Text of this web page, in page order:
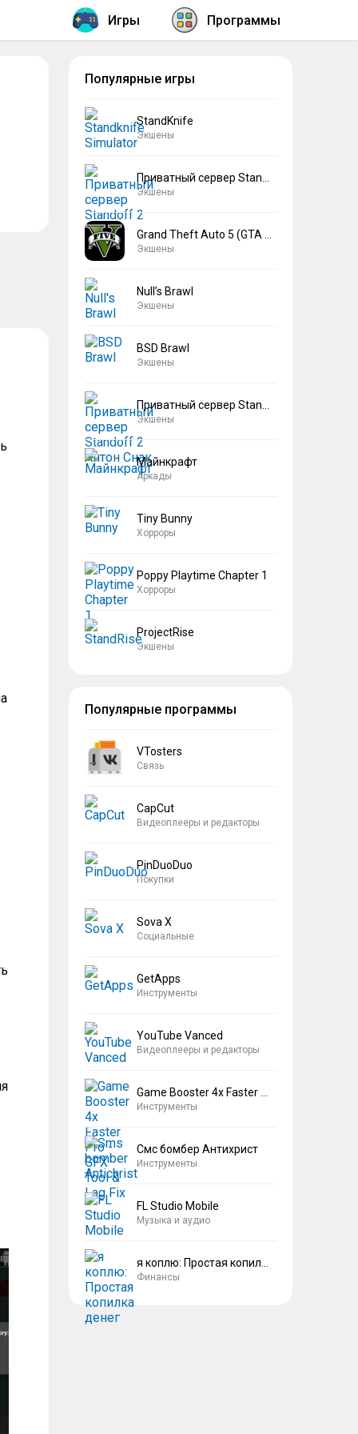
Игры Программы
Популярные игры
StandKnife
Экшены
Экшены
Экшены
Null’s Brawl
Экшены
BSD Brawl
Экшены
Экшены
Майнкрафт
Аркады
Tiny Bunny
Хорроры
Poppy Playtime Chapter 1
Хорроры
ProjectRise
Экшены
Популярные программы
VTosters
Связь
CapCut
Видеоплееры и редакторы
PinDuoDuo
Покупки
Sova X
Социальные
GetApps
Инструменты
YouTube Vanced
Видеоплееры и редакторы
Инструменты
Смс бомбер Антихрист
Инструменты
FL Studio Mobile
Музыка и аудио
Финансы